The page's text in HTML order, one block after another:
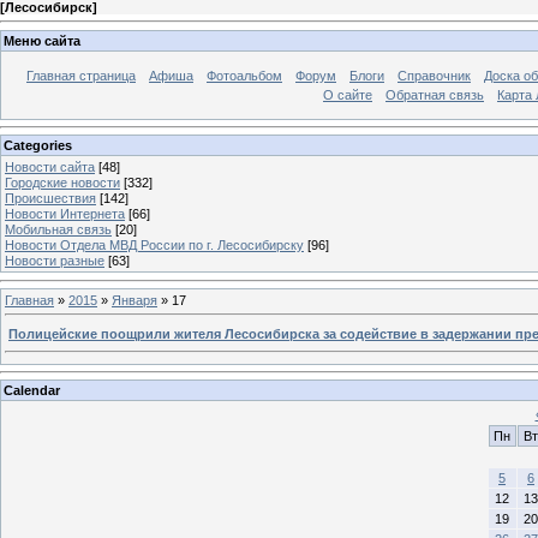
[Лесосибирск]
Меню сайта
Главная страница Афиша Фотоальбом Форум Блоги Справочник
Доска
О сайте
Обратная связь Карта
Categories
Новости сайта [48]
Городские новости [332]
Происшествия [142]
Новости Интернета [66]
Мобильная связь [20]
Новости Отдела МВД России по г. Лесосибирску [96]
Новости разные [63]
Главная » 2015 » Января » 17
Полицейские поощрили жителя Лесосибирска за содействие в задержании
Calendar
Пн
Вт
5
6
12
13
19
20